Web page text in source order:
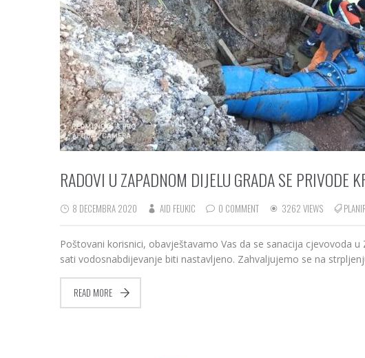
RADOVI U ZAPADNOM DIJELU GRADA SE PRIVODE
8 DECEMBRA 2020 AID FEUKIC 0 COMMENT 3262 VIEWS
Poštovani korisnici, obavještavamo Vas da se sanacija cjevovoda
sati vodosnabdijevanje biti nastavljeno. Zahvaljujemo se na
READ MORE